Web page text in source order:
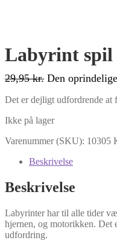
Labyrint spil
29,95kr. Den
Det er dejligt udfordrende at
Ikke på lager
Varenummer (SKU): 10305
Beskrivelse
Beskrivelse
Labyrinter har til alle tider
hjernen, og motorikken. Det
udfordring.